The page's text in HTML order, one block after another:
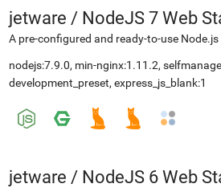
jetware / NodeJS 7 Web
A pre-configured and ready-to-use
nodejs:7.9.0, min-nginx:1.11.2,
development_preset, express_js_blank:1
jetware / NodeJS 6 Web